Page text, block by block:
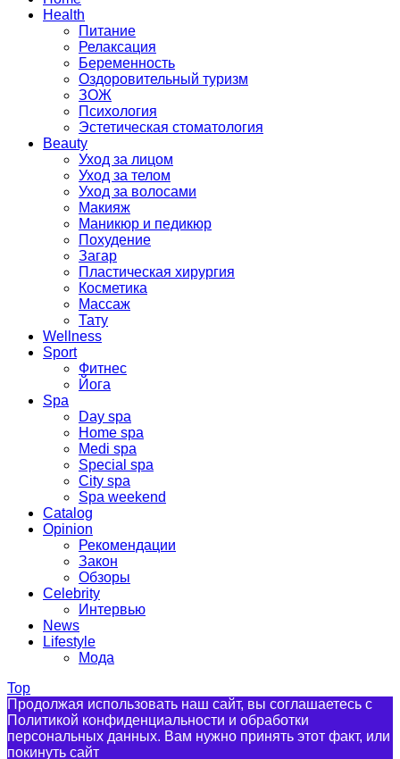
Health
Питание
Релаксация
Беременность
Оздоровительный туризм
ЗОЖ
Психология
Эстетическая стоматология
Beauty
Уход за лицом
Уход за телом
Уход за волосами
Макияж
Маникюр и педикюр
Похудение
Загар
Пластическая хирургия
Косметика
Массаж
Тату
Wellness
Sport
Фитнес
Йога
Spa
Day spa
Home spa
Medi spa
Special spa
City spa
Spa weekend
Catalog
Opinion
Рекомендации
Закон
Обзоры
Celebrity
Интервью
News
Lifestyle
Мода
Top
Продолжая использовать наш сайт, вы соглашаетесь с
Политикой конфиденциальности и обработки
персональных данных. Вам нужно принять этот факт, или
покинуть сайт